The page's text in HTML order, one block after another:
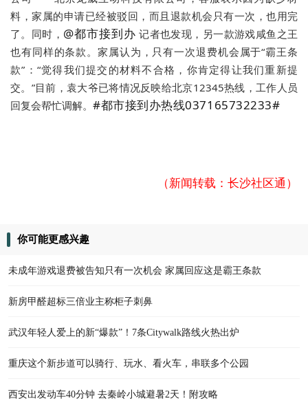
料，家属的申请已经被驳回，而且退款机会只有一次，也用完
了。同时， @都市接到办 记者也发现，另一款游戏咸鱼之王
也有同样的条款。家属认为，只有一次退费机会属于“霸王条
款”：“觉得我们提交的材料不合格，你肯定得让我们重新提
交。”目前，袁大爷已将情况反映给北京12345热线，工作人员
回复会帮忙调解。 #都市接到办热线037165732233#
（新闻转载：长沙社区通）
你可能更感兴趣
未成年游戏退费被告知只有一次机会 家属回应这是霸王条款
新房甲醛超标三倍业主称柜子刺鼻
武汉年轻人爱上的新“爆款”！7条Citywalk路线火热出炉
重庆这个新步道可以骑行、玩水、看火车，串联多个公园
西安出发动车40分钟 去秦岭小城避暑2天！附攻略